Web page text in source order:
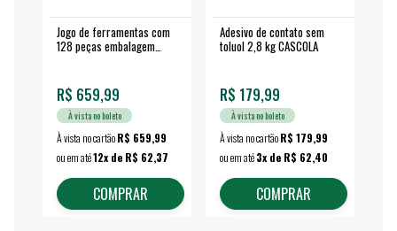
Jogo de ferramentas com
128 peças embalagem
R$ 659,99
À vista no boleto
À vista no cartãoR$ 659,99
ou em até12x de R$ 62,37
COMPRAR
Adesivo de contato sem
toluol 2,8 kg CASCOLA
R$ 179,99
À vista no boleto
À vista no cartãoR$ 179,99
ou em até3x de R$ 62,40
COMPRAR